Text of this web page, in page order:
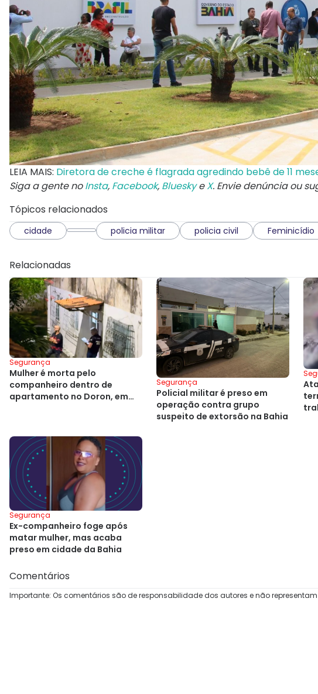
LEIA MAIS: Diretora de creche é flagrada agredindo bebê de 11
Siga a gente noInsta, Facebook, BlueskyeX. Envie denúncia ou
Tópicos relacionados
cidade policia militar policia civil Feminicídio
Relacionadas
Segurança
Mulher é morta pelo
companheiro dentro de
apartamento no Doron, em
Segurança
Policial militar é preso em
operação contra grupo
suspeito de extorsão na Bahia
Segurança
Ex-companheiro foge após
matar mulher, mas acaba
preso em cidade da Bahia
Comentários
Importante: Os comentários são de responsabilidade dos autores e não